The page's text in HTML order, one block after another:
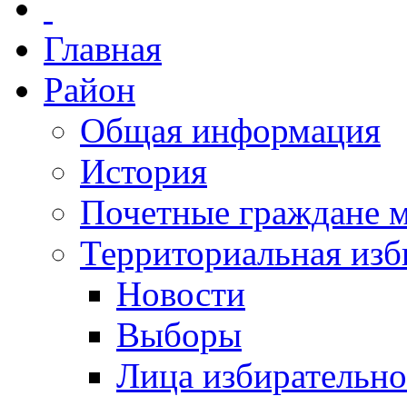
Главная
Район
Общая информация
История
Почетные граждане
Территориальная
Новости
Выборы
Лица